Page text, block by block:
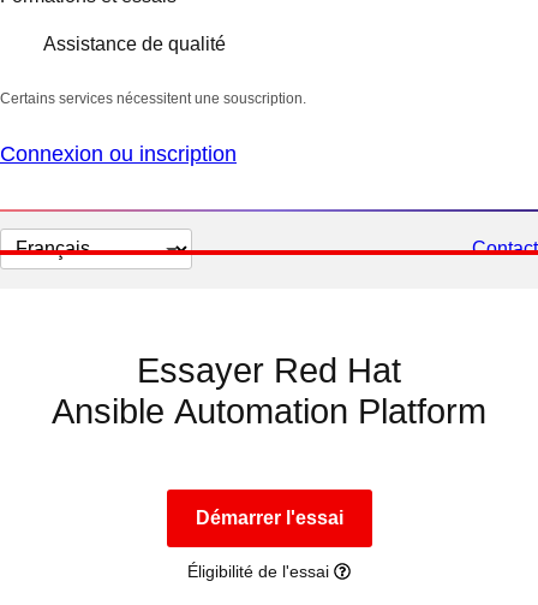
Assistance de qualité
Certains services nécessitent une souscription.
Connexion ou inscription
Changer
la
Contact